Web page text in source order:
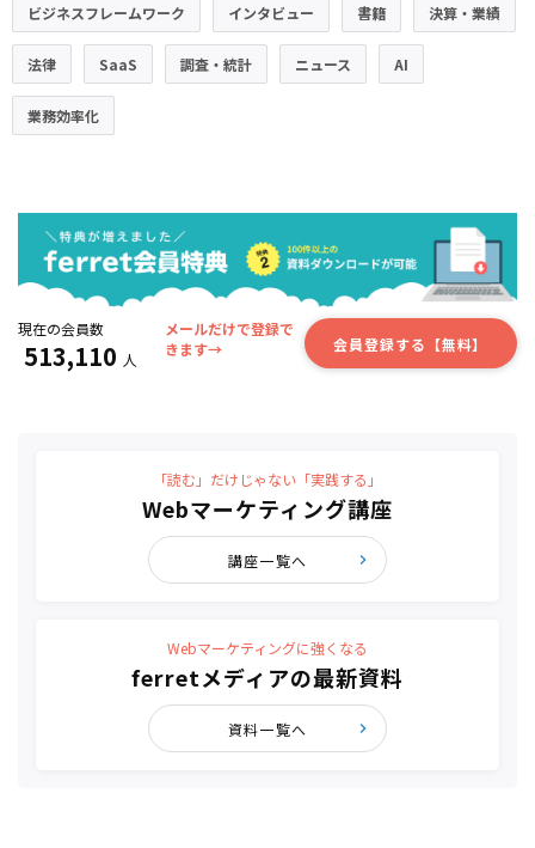
ビジネスフレームワーク インタビュー 書籍 決算・業績
法律 SaaS 調査・統計 ニュース AI
業務効率化
現在の会員数
513,110 人
メールだけで登録で
きます→
会員登録する【無料】
「読む」だけじゃない「実践する」
Webマーケティング講座
講座一覧へ
Webマーケティングに強くなる
ferretメディアの最新資料
資料一覧へ